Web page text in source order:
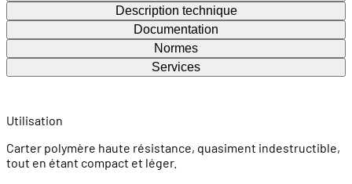
Description technique
Documentation
Normes
Services
Utilisation
Carter polymère haute résistance, quasiment indestructible,
tout en étant compact et léger.